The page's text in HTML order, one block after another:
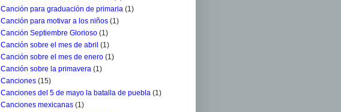
Canción para graduación de primaria (1)
Canción para motivar a los niños (1)
Canción Septiembre Glorioso (1)
Canción sobre el mes de abril (1)
Canción sobre el mes de enero (1)
Canción sobre la primavera (1)
Canciones (15)
Canciones del 5 de mayo la batalla de puebla (1)
Canciones mexicanas (1)